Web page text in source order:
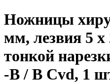
Ножницы
мм, лезвия 5
тонкой
-B / B Cvd, 1